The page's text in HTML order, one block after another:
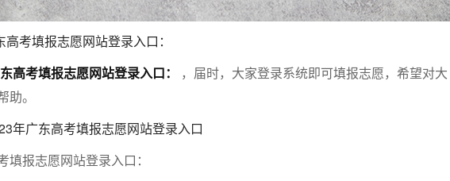
高考填报志愿网站登录入口：
高考填报志愿网站登录入口：
，届时，大家登录系统即可填报志愿，希望对大
助。
年广东高考填报志愿网站登录入口
填报志愿网站登录入口：